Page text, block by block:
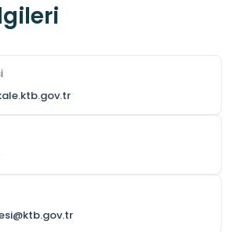
yasak alanlara girmek